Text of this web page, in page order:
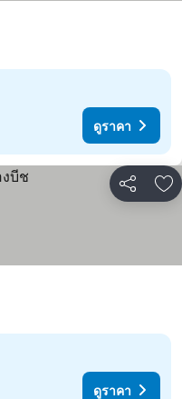
ดูราคา
แชร์ เ
ดูราคา